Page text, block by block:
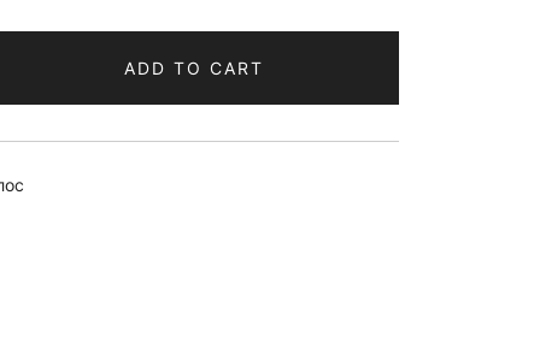
ADD TO CART